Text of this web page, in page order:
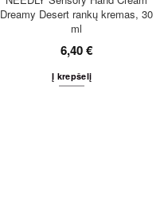
Dreamy Desert rankų kremas, 30
ml
6,40€
Į krepšelį